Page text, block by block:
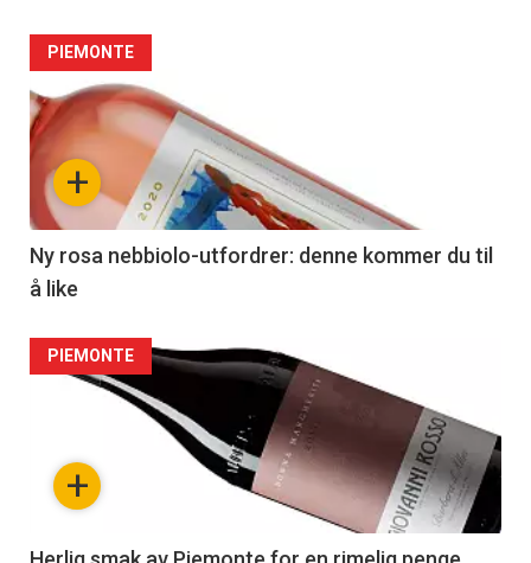
+
PIEMONTE
Ny rosa nebbiolo-utfordrer: denne kommer du til
å like
+
PIEMONTE